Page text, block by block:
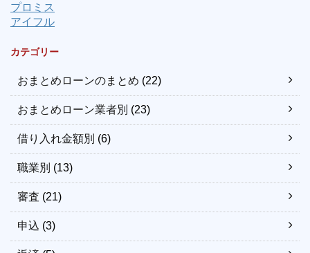
プロミス
アイフル
カテゴリー
おまとめローンのまとめ (22)
おまとめローン業者別 (23)
借り入れ金額別 (6)
職業別 (13)
審査 (21)
申込 (3)